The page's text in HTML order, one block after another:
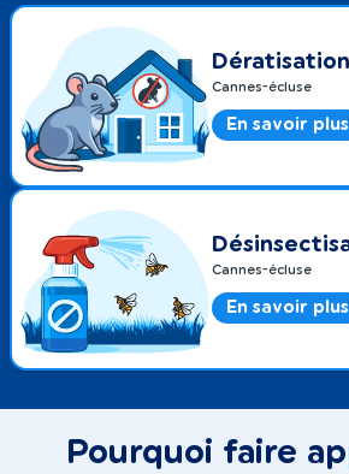
Dératisation
Cannes-écluse
En savoir plus
Cannes-écluse
En savoir plus
Pourquoi faire